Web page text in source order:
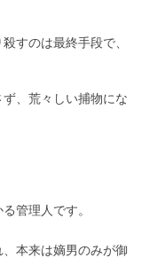
すのは最終手段で、
、荒々しい捕物にな
管理人です。
本来は嫡男のみが御